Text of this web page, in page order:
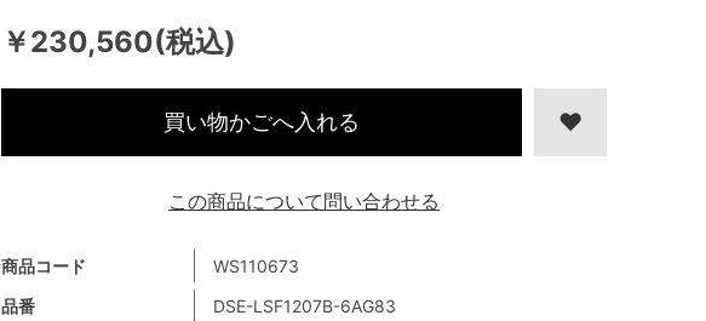
￥230,560(税込)
商品コード
WS110673
品番
DSE-LSF1207B-6AG83
買い物かごへ入れる
この商品について問い合わせる